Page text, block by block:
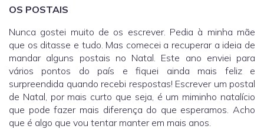
OS POSTAIS
Nunca gostei muito de os escrever. Pedia à minha mãe
que os ditasse e tudo. Mas comecei a recuperar a ideia de
mandar alguns postais no Natal. Este ano enviei para
vários pontos do país e fiquei ainda mais feliz e
surpreendida quando recebi respostas! Escrever um postal
de Natal, por mais curto que seja, é um miminho natalício
que pode fazer mais diferença do que esperamos. Acho
que é algo que vou tentar manter em mais anos.